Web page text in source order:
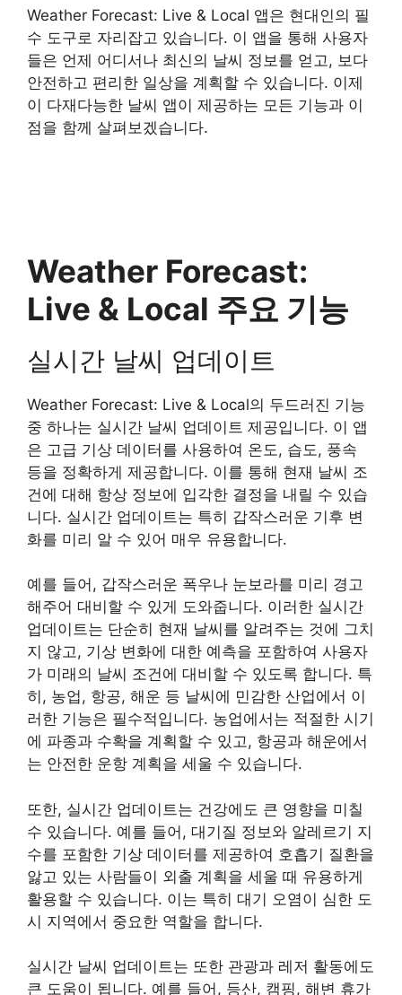
Weather Forecast: Live & Local 앱은 현대인의 필
수 도구로 자리잡고 있습니다. 이 앱을 통해 사용자
들은 언제 어디서나 최신의 날씨 정보를 얻고, 보다
안전하고 편리한 일상을 계획할 수 있습니다. 이제
이 다재다능한 날씨 앱이 제공하는 모든 기능과 이
점을 함께 살펴보겠습니다.
Weather Forecast:
Live & Local 주요 기능
실시간 날씨 업데이트
Weather Forecast: Live & Local의 두드러진 기능
중 하나는 실시간 날씨 업데이트 제공입니다. 이 앱
은 고급 기상 데이터를 사용하여 온도, 습도, 풍속
등을 정확하게 제공합니다. 이를 통해 현재 날씨 조
건에 대해 항상 정보에 입각한 결정을 내릴 수 있습
니다. 실시간 업데이트는 특히 갑작스러운 기후 변
화를 미리 알 수 있어 매우 유용합니다.
예를 들어, 갑작스러운 폭우나 눈보라를 미리 경고
해주어 대비할 수 있게 도와줍니다. 이러한 실시간
업데이트는 단순히 현재 날씨를 알려주는 것에 그치
지 않고, 기상 변화에 대한 예측을 포함하여 사용자
가 미래의 날씨 조건에 대비할 수 있도록 합니다. 특
히, 농업, 항공, 해운 등 날씨에 민감한 산업에서 이
러한 기능은 필수적입니다. 농업에서는 적절한 시기
에 파종과 수확을 계획할 수 있고, 항공과 해운에서
는 안전한 운항 계획을 세울 수 있습니다.
또한, 실시간 업데이트는 건강에도 큰 영향을 미칠
수 있습니다. 예를 들어, 대기질 정보와 알레르기 지
수를 포함한 기상 데이터를 제공하여 호흡기 질환을
앓고 있는 사람들이 외출 계획을 세울 때 유용하게
활용할 수 있습니다. 이는 특히 대기 오염이 심한 도
시 지역에서 중요한 역할을 합니다.
실시간 날씨 업데이트는 또한 관광과 레저 활동에도
큰 도움이 됩니다. 예를 들어, 등산, 캠핑, 해변 휴가